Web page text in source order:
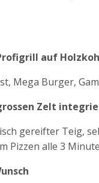
auf
Mega Burger,
Zelt
gereifter Teig,
Pizzen alle 3